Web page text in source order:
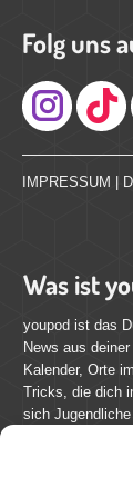
Folg uns
IMPRESSUM |
Was ist
youpod ist das
News aus
Kalender, Orte
Tricks, die dich
sich